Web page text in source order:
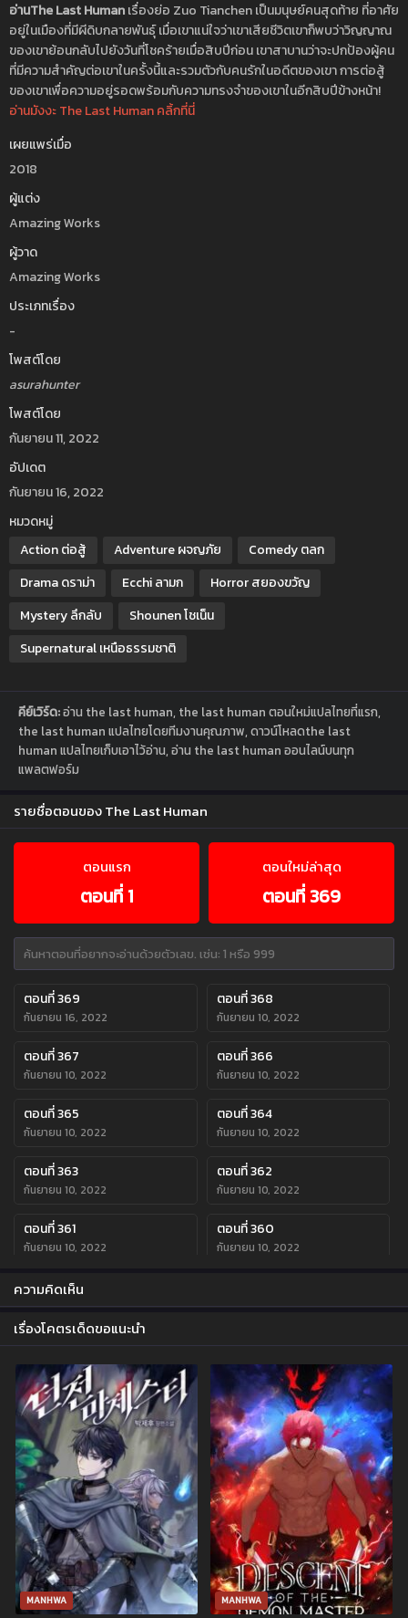
อ่านThe Last Humanเรื่องย่อ Zuo Tianchen เป็นมนุษย์คนสุดท้าย ที่อาศัย
อยู่ในเมืองที่มีผีดิบกลายพันธุ์ เมื่อเขาแน่ใจว่าเขาเสียชีวิตเขาก็พบว่าวิญญาณ
ของเขาย้อนกลับไปยังวันที่โชคร้ายเมื่อสิบปีก่อน เขาสาบานว่าจะปกป้องผู้คน
ที่มีความสำคัญต่อเขาในครั้งนี้และรวมตัวกับคนรักในอดีตของเขา การต่อสู้
ของเขาเพื่อความอยู่รอดพร้อมกับความทรงจำของเขาในอีกสิบปีข้างหน้า!
อ่านมังงะ The Last Human คลิ้กที่นี่
เผยแพร่เมื่อ
2018
ผู้แต่ง
Amazing Works
ผู้วาด
Amazing Works
ประเภทเรื่อง
-
โพสต์โดย
asurahunter
โพสต์โดย
กันยายน 11, 2022
อัปเดต
กันยายน 16, 2022
หมวดหมู่
Action ต่อสู้
Adventure ผจญภัย
Comedy ตลก
Drama ดราม่า
Ecchi ลามก
Horror สยองขวัญ
Mystery ลึกลับ
Shounen โชเน็น
Supernatural เหนือธรรมชาติ
คีย์เวิร์ด:อ่าน the last human, the last human ตอนใหม่แปลไทยที่แรก,
the last human แปลไทยโดยทีมงานคุณภาพ, ดาวน์โหลดthe last
human แปลไทยเก็บเอาไว้อ่าน, อ่าน the last human ออนไลน์บนทุก
แพลตฟอร์ม
รายชื่อตอนของ The Last Human
ตอนแรก
ตอนที่ 1
ตอนใหม่ล่าสุด
ตอนที่ 369
ตอนที่ 369
กันยายน 16, 2022
ตอนที่ 368
กันยายน 10, 2022
ตอนที่ 367
กันยายน 10, 2022
ตอนที่ 366
กันยายน 10, 2022
ตอนที่ 365
กันยายน 10, 2022
ตอนที่ 364
กันยายน 10, 2022
ตอนที่ 363
กันยายน 10, 2022
ตอนที่ 362
กันยายน 10, 2022
ตอนที่ 361
กันยายน 10, 2022
ตอนที่ 360
กันยายน 10, 2022
ตอนที่ 359
กันยายน 10, 2022 กันยายน 10, 2022
ตอนที่ 357
กันยายน 10, 2022
ตอนที่ 356
กันยายน 10, 2022
ตอนที่ 355
กันยายน 10, 2022
ตอนที่ 354
กันยายน 10, 2022
ตอนที่ 353
กันยายน 10, 2022
ตอนที่ 352
กันยายน 10, 2022
ตอนที่ 351
กันยายน 10, 2022
ตอนที่ 350
กันยายน 10, 2022
ตอนที่ 349
กันยายน 10, 2022
ตอนที่ 348
กันยายน 10, 2022
ความคิดเห็น
เรื่องโคตรเด็ดขอแนะนำ
MANHWA MANHWA